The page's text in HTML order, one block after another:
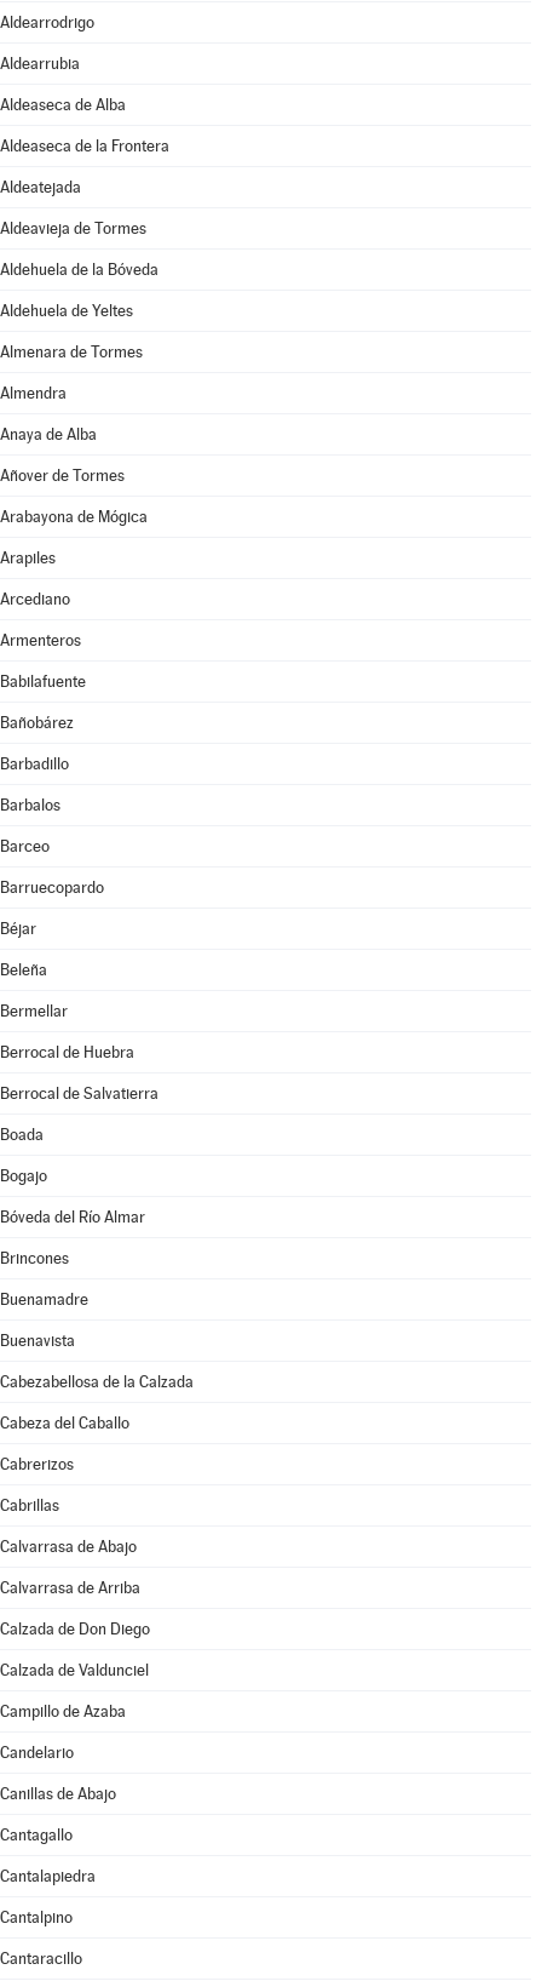
Aldearrodrigo
Aldearrubia
Aldeaseca de Alba
Aldeaseca de la Frontera
Aldeatejada
Aldeavieja de Tormes
Aldehuela de la Bóveda
Aldehuela de Yeltes
Almenara de Tormes
Almendra
Anaya de Alba
Añover de Tormes
Arabayona de Mógica
Arapiles
Arcediano
Armenteros
Babilafuente
Bañobárez
Barbadillo
Barbalos
Barceo
Barruecopardo
Béjar
Beleña
Bermellar
Berrocal de Huebra
Berrocal de Salvatierra
Boada
Bogajo
Bóveda del Río Almar
Brincones
Buenamadre
Buenavista
Cabezabellosa de la Calzada
Cabeza del Caballo
Cabrerizos
Cabrillas
Calvarrasa de Abajo
Calvarrasa de Arriba
Calzada de Don Diego
Calzada de Valdunciel
Campillo de Azaba
Candelario
Canillas de Abajo
Cantagallo
Cantalapiedra
Cantalpino
Cantaracillo